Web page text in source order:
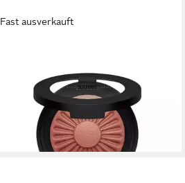
Fast ausverkauft
Blonzer Blusher Rouge-Bronzer
Kuss der Rose
(9.965,79 €/ 1 kg)
lieferbar in 2 Wochen